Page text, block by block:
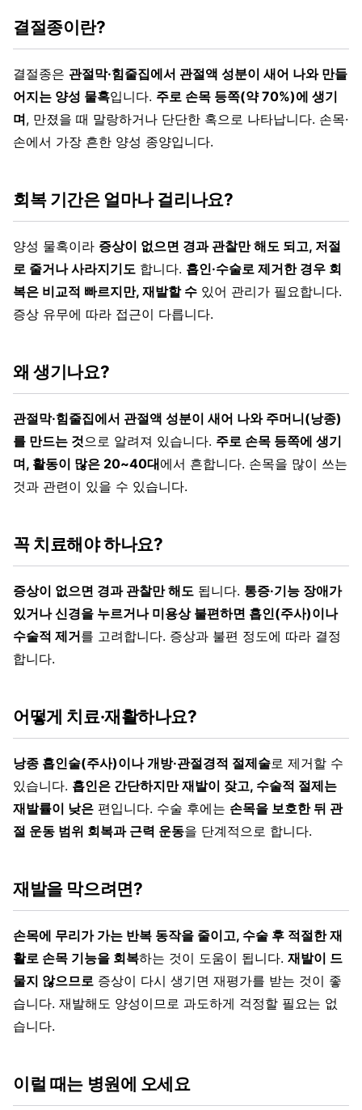
결절종이란?
결절종은 관절막·힘줄집에서 관절액 성분이 새어 나와 만들
어지는 양성 물혹입니다. 주로 손목 등쪽(약 70%)에 생기
며, 만졌을 때 말랑하거나 단단한 혹으로 나타납니다. 손목·
손에서 가장 흔한 양성 종양입니다.
회복 기간은 얼마나 걸리나요?
양성 물혹이라 증상이 없으면 경과 관찰만 해도 되고, 저절
로 줄거나 사라지기도 합니다. 흡인·수술로 제거한 경우 회
복은 비교적 빠르지만, 재발할 수 있어 관리가 필요합니다.
증상 유무에 따라 접근이 다릅니다.
왜 생기나요?
관절막·힘줄집에서 관절액 성분이 새어 나와 주머니(낭종)
를 만드는 것으로 알려져 있습니다. 주로 손목 등쪽에 생기
며, 활동이 많은 20~40대에서 흔합니다. 손목을 많이 쓰는
것과 관련이 있을 수 있습니다.
꼭 치료해야 하나요?
증상이 없으면 경과 관찰만 해도 됩니다. 통증·기능 장애가
있거나 신경을 누르거나 미용상 불편하면 흡인(주사)이나
수술적 제거를 고려합니다. 증상과 불편 정도에 따라 결정
합니다.
어떻게 치료·재활하나요?
낭종 흡인술(주사)이나 개방·관절경적 절제술로 제거할 수
있습니다. 흡인은 간단하지만 재발이 잦고, 수술적 절제는
재발률이 낮은 편입니다. 수술 후에는 손목을 보호한 뒤 관
절 운동 범위 회복과 근력 운동을 단계적으로 합니다.
재발을 막으려면?
손목에 무리가 가는 반복 동작을 줄이고, 수술 후 적절한 재
활로 손목 기능을 회복하는 것이 도움이 됩니다. 재발이 드
물지 않으므로 증상이 다시 생기면 재평가를 받는 것이 좋
습니다. 재발해도 양성이므로 과도하게 걱정할 필요는 없
습니다.
이럴 때는 병원에 오세요